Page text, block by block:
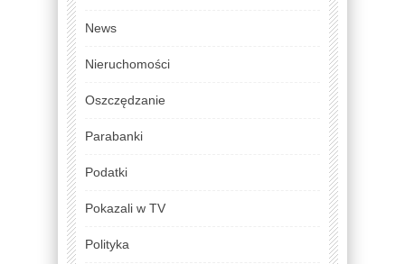
News
Nieruchomości
Oszczędzanie
Parabanki
Podatki
Pokazali w TV
Polityka